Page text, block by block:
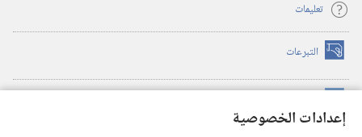
إعدادات الخصوصية
تعليمات
التبرعات (يفتح
نافذة
(يفتح
نافذة